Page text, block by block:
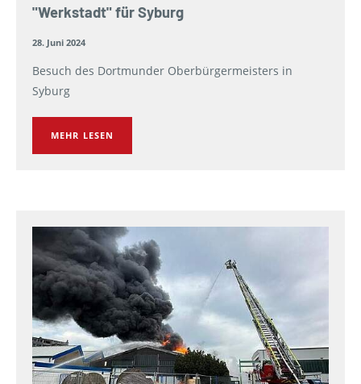
"Werkstadt" für Syburg
28. Juni 2024
Besuch des Dortmunder Oberbürgermeisters in
Syburg
MEHR LESEN